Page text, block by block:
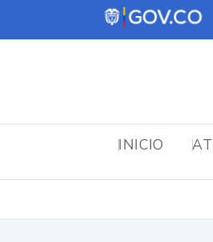
INICIO